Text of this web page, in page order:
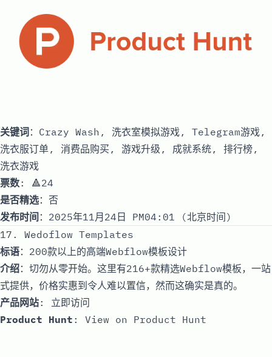
关键词 ：Crazy Wash, 洗衣室模拟游戏, Telegram游戏,
洗衣服订单, 消费品购买, 游戏升级, 成就系统, 排行榜,
洗衣游戏
票数: 🔺24
是否精选：否
发布时间 ：2025年11月24日 PM04:01 (北京时间)
17. Wedoflow Templates
标语：200款以上的高端Webflow模板设计
介绍：切勿从零开始。这里有216+款精选Webflow模板，一站
式提供，价格实惠到令人难以置信，然而这确实是真的。
产品网站: 立即访问
Product Hunt : View on Product Hunt